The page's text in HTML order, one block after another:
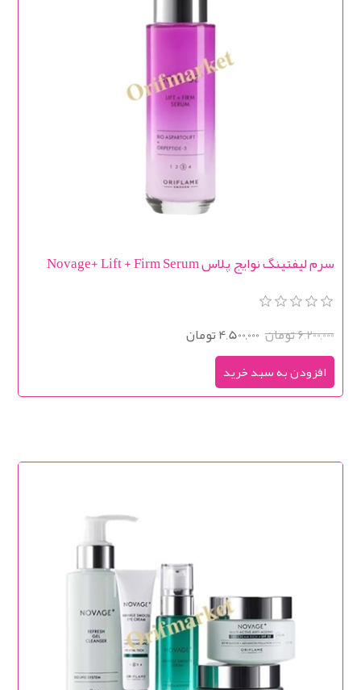
سرم لیفتینگ نوایج پلاس Novage+ Lift + Firm Serum
6,200,000 تومان 4,500,000 تومان